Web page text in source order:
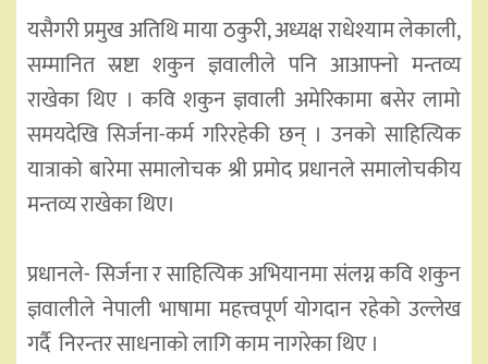
यसैगरी प्रमुख अतिथि माया ठकुरी, अध्यक्ष राधेश्याम लेकाली,
सम्मानित स्रष्टा शकुन ज्ञवालीले पनि आआफ्नो मन्तव्य
राखेका थिए । कवि शकुन ज्ञवाली अमेरिकामा बसेर लामो
समयदेखि सिर्जना-कर्म गरिरहेकी छन् । उनको साहित्यिक
यात्राको बारेमा समालोचक श्री प्रमोद प्रधानले समालोचकीय
मन्तव्य राखेका थिए।
प्रधानले- सिर्जना र साहित्यिक अभियानमा संलग्न कवि शकुन
ज्ञवालीले नेपाली भाषामा महत्त्वपूर्ण योगदान रहेको उल्लेख
गर्दै निरन्तर साधनाको लागि काम नागरेका थिए ।